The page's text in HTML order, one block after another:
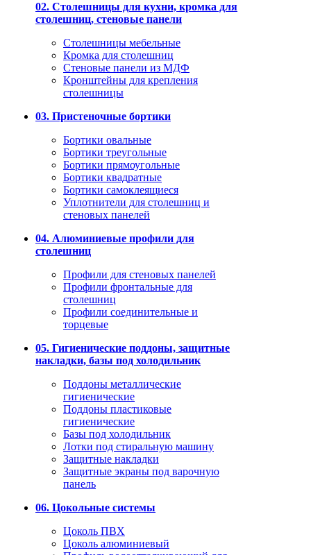
02. Столешницы для кухни, кромка для
столешниц, стеновые панели
Столешницы мебельные
Кромка для столешниц
Стеновые панели из МДФ
Кронштейны для крепления
столешницы
03. Пристеночные бортики
Бортики овальные
Бортики треугольные
Бортики прямоугольные
Бортики квадратные
Бортики самоклеящиеся
Уплотнители для столешниц и
стеновых панелей
04. Алюминиевые профили для
столешниц
Профили для стеновых панелей
Профили фронтальные для
столешниц
Профили соединительные и
торцевые
05. Гигиенические поддоны, защитные
накладки, базы под холодильник
Поддоны металлические
гигиенические
Поддоны пластиковые
гигиенические
Базы под холодильник
Лотки под стиральную машину
Защитные накладки
Защитные экраны под варочную
панель
06. Цокольные системы
Цоколь ПВХ
Цоколь алюминиевый